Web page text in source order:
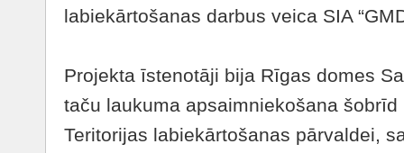
labiekārtošanas darbus veica SIA
Projekta īstenotāji bija Rīgas domes
taču laukuma apsaimniekošana
Teritorijas labiekārtošanas pārvaldei,